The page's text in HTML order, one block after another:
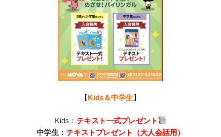
【Kids＆中学生】
Kids： テキスト一式プレゼント
中学生： テキストプレゼント（大人会話用）